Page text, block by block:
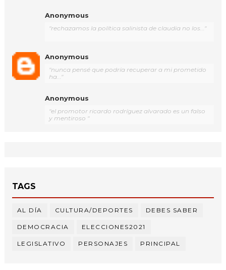
Anonymous
"rechazamos la política salinista de claudia no los..."
Anonymous
"nunca pensé que podría recuperar a mi prometido
ha..."
Anonymous
"el promotor ricardo rodríguez alvarado es un falso
y mentiroso "
TAGS
AL DÍA CULTURA/DEPORTES DEBES SABER
DEMOCRACIA ELECCIONES2021
LEGISLATIVO PERSONAJES PRINCIPAL